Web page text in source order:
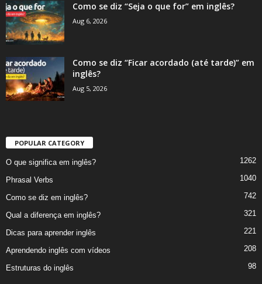
Como se diz “Seja o que for” em inglês?
Aug 6, 2026
Como se diz “Ficar acordado (até tarde)” em
inglês?
Aug 5, 2026
POPULAR CATEGORY
O que significa em inglês? 1262
Phrasal Verbs 1040
Como se diz em inglês? 742
Qual a diferença em inglês? 321
Dicas para aprender inglês 221
Aprendendo inglês com vídeos 208
Estruturas do inglês 98